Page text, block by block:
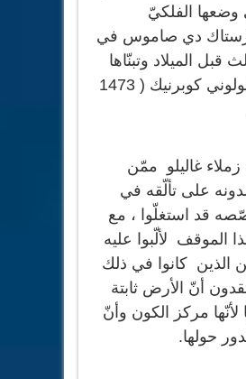
وضعها الفلكيّ
آرستاك دي صاموس في
قبل الميلاد وتبنّاها
الفلكيّ البولوني كوبرنيك ( 1473
غاليلو ممّن
على تألّقه في
قد استغلّوا ، مع
الموقف لألّبوا عليه
الذين كانوا في ذلك
أنّ الأرض ثابتة
لأنّها مركز الكون وأنّ
حولها.